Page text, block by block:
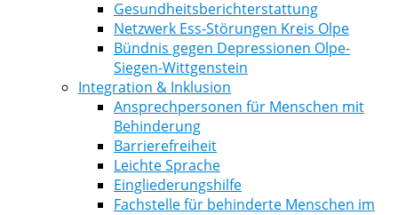
Gesundheitsberichterstattung
Netzwerk Ess-Störungen Kreis Olpe
Bündnis gegen Depressionen Olpe-
Siegen-Wittgenstein
Integration & Inklusion
Ansprechpersonen für Menschen mit
Behinderung
Barrierefreiheit
Leichte Sprache
Eingliederungshilfe
Fachstelle für behinderte Menschen im